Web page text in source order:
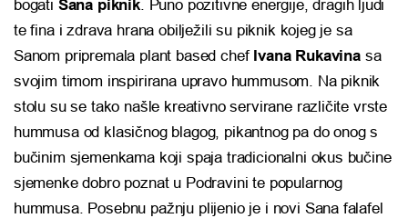
bogati Sana piknik. Puno pozitivne energije, dragih ljudi
te fina i zdrava hrana obilježili su piknik kojeg je sa
Sanom pripremala plant based chef Ivana Rukavinasa
svojim timom inspirirana upravo hummusom. Na piknik
stolu su se tako našle kreativno servirane različite vrste
hummusa od klasičnog blagog, pikantnog pa do onog s
bučinim sjemenkama koji spaja tradicionalni okus bučine
sjemenke dobro poznat u Podravini te popularnog
hummusa. Posebnu pažnju plijenio je i novi Sana falafel